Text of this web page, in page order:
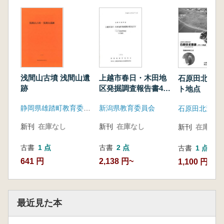
浅間山古墳 浅間山遺
跡
静岡県雄踏町教育委員会
新刊 在庫なし
古書 1 点
641 円
上越市春日・木田地
区発掘調査報告書4
(本文・図版) (2冊
新潟県教育委員会
新刊 在庫なし
古書 2 点
2,138 円~
石原田北遺
ト地点
新刊 在庫なし
古書 1 点
1,100 円
最近見た本